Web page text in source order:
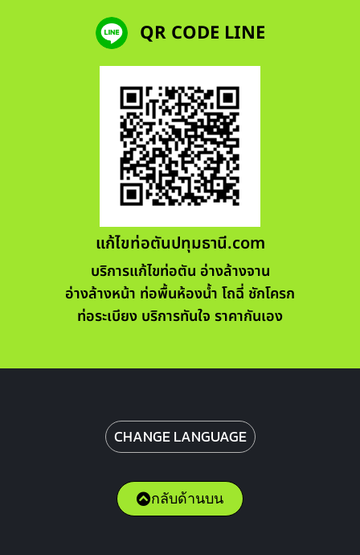
QR CODE LINE
แก้ไขท่อตันปทุมธานี.com
บริการแก้ไขท่อตัน อ่างล้างจาน
อ่างล้างหน้า ท่อพื้นห้องน้ำ โถฉี่ ชักโครก
ท่อระเบียง บริการทันใจ ราคากันเอง
CHANGE LANGUAGE
กลับด้านบน